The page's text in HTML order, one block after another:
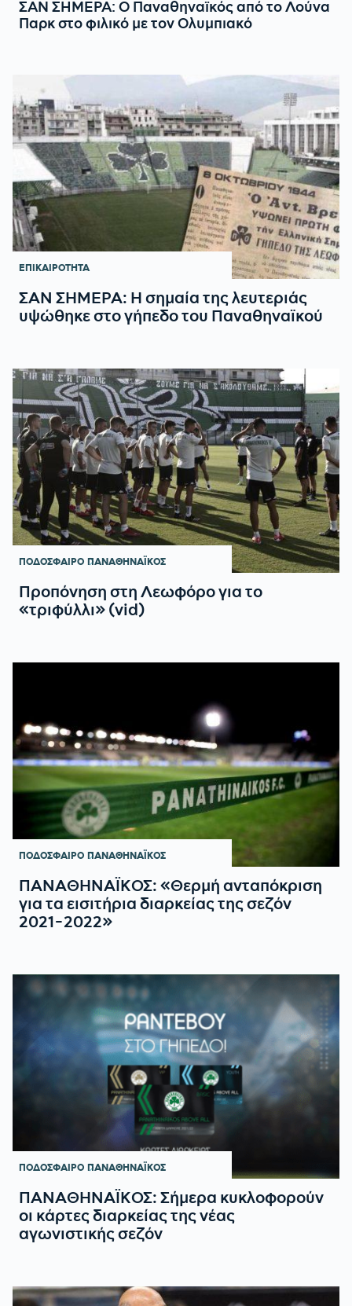
ΣΑΝ ΣΗΜΕΡΑ: Ο Παναθηναϊκός από το Λούνα
Παρκ στο φιλικό με τον Ολυμπιακό
ΕΠΙΚΑΙΡΟΤΗΤΑ
ΣΑΝ ΣΗΜΕΡΑ: Η σημαία της λευτεριάς
υψώθηκε στο γήπεδο του Παναθηναϊκού
ΠΟΔΟΣΦΑΙΡΟ ΠΑΝΑΘΗΝΑΪΚΟΣ
Προπόνηση στη Λεωφόρο για το
«τριφύλλι» (vid)
ΠΟΔΟΣΦΑΙΡΟ ΠΑΝΑΘΗΝΑΪΚΟΣ
ΠΑΝΑΘΗΝΑΪΚΟΣ: «Θερμή ανταπόκριση
για τα εισιτήρια διαρκείας της σεζόν
2021-2022»
ΠΟΔΟΣΦΑΙΡΟ ΠΑΝΑΘΗΝΑΪΚΟΣ
ΠΑΝΑΘΗΝΑΪΚΟΣ: Σήμερα κυκλοφορούν
οι κάρτες διαρκείας της νέας
αγωνιστικής σεζόν